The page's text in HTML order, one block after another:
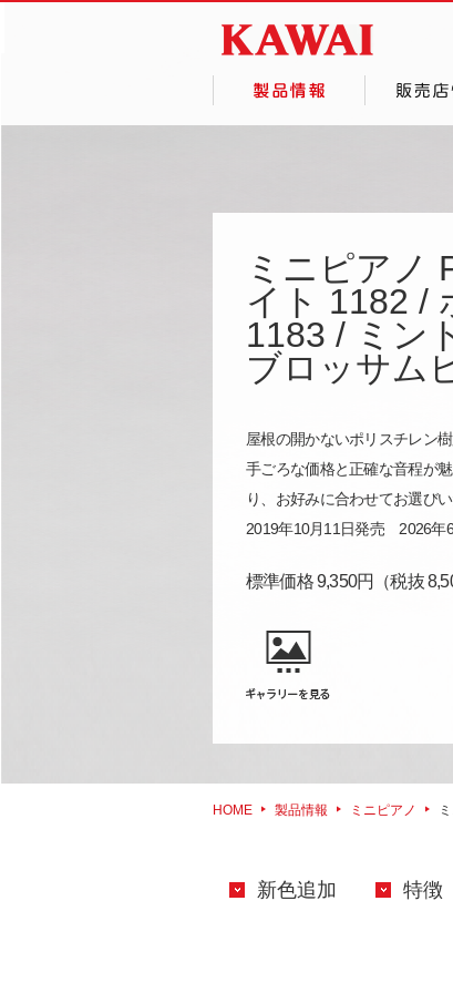
ミニピアノ
イト 1182 /
1183 / ミン
ブロッサム
屋根の開かないポリスチレン
手ごろな価格と正確な音程が
り、お好みに合わせてお選びい
2019年10月11日発売 2026年
標準価格 9,350円 （税抜
HOME 製品情報 ミニピアノ
新色追加 特徴